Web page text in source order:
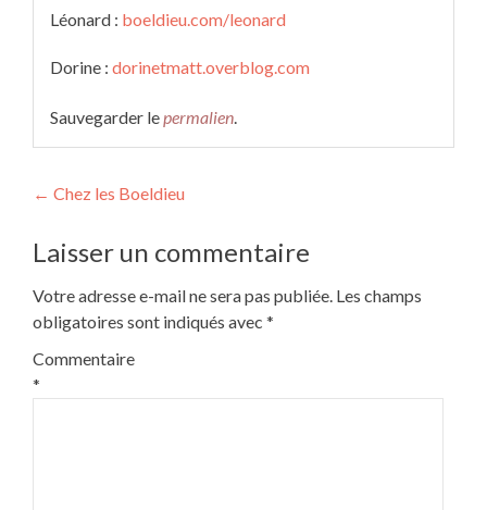
Léonard : boeldieu.com/leonard
Dorine : dorinetmatt.overblog.com
Sauvegarder lepermalien.
Navigation
de
l’article
← Chez les Boeldieu
Laisser un commentaire
Votre adresse e-mail ne sera pas publiée. Les champs
obligatoires sont indiqués avec *
Commentaire
*